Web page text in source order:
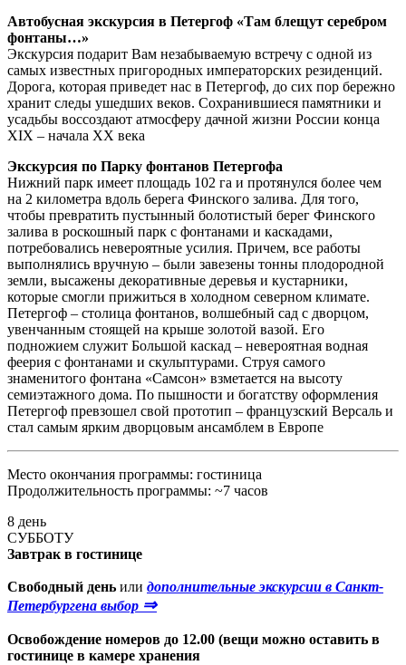
Автобусная экскурсия в Петергоф «Там блещут серебром
фонтаны…»
Экскурсия подарит Вам незабываемую встречу с одной из
самых известных пригородных императорских резиденций.
Дорога, которая приведет нас в Петергоф, до сих пор бережно
хранит следы ушедших веков. Сохранившиеся памятники и
усадьбы воссоздают атмосферу дачной жизни России конца
XIX – начала XX века
Экскурсия по Парку фонтанов Петергофа
Нижний парк имеет площадь 102 га и протянулся более чем
на 2 километра вдоль берега Финского залива. Для того,
чтобы превратить пустынный болотистый берег Финского
залива в роскошный парк с фонтанами и каскадами,
потребовались невероятные усилия. Причем, все работы
выполнялись вручную – были завезены тонны плодородной
земли, высажены декоративные деревья и кустарники,
которые смогли прижиться в холодном северном климате.
Петергоф – столица фонтанов, волшебный сад с дворцом,
увенчанным стоящей на крыше золотой вазой. Его
подножием служит Большой каскад – невероятная водная
феерия с фонтанами и скульптурами. Струя самого
знаменитого фонтана «Самсон» взметается на высоту
семиэтажного дома. По пышности и богатству оформления
Петергоф превзошел свой прототип – французский Версаль и
стал самым ярким дворцовым ансамблем в Европе
Место окончания программы: гостиница
Продолжительность программы: ~7 часов
8 день
СУББОТУ
Завтрак в гостинице
Свободный день или дополнительные экскурсии в Санкт-
Петербургена выбор ⇒
Освобождение номеров до 12.00 (вещи можно оставить в
гостинице в камере хранения